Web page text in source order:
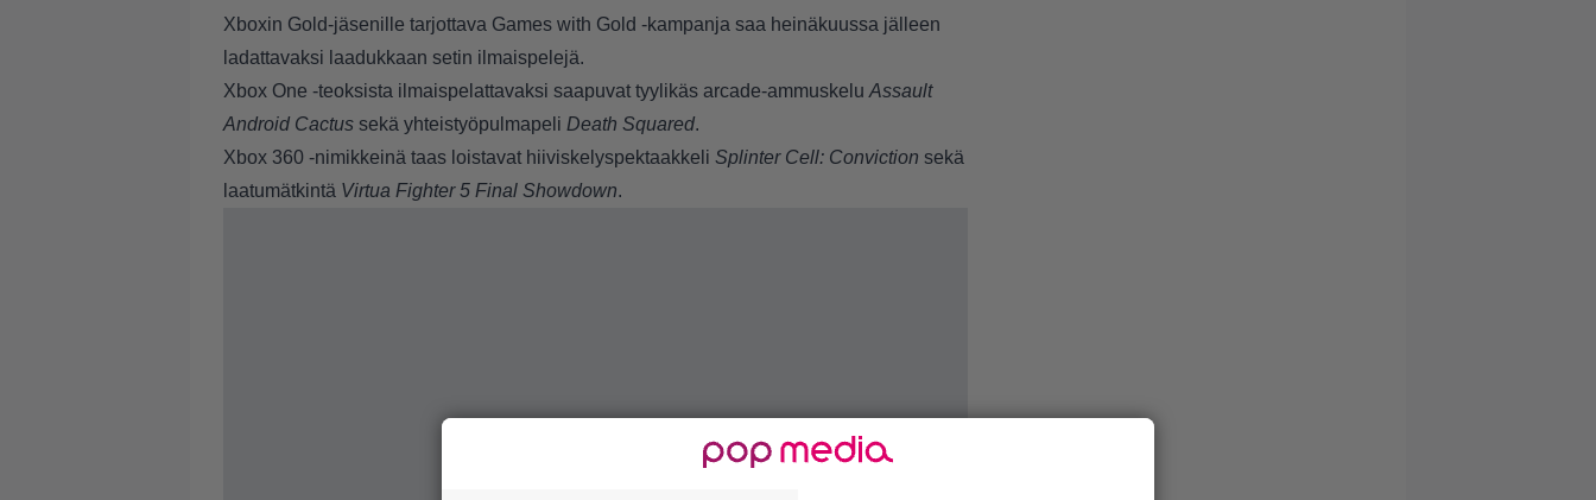
Xboxin Gold-jäsenille tarjottava Games with Gold -kampanja saa heinäkuussa jälleen
ladattavaksi laadukkaan setin ilmaispelejä.
Xbox One -teoksista ilmaispelattavaksi saapuvat tyylikäs arcade-ammuskelu Assault
Android Cactus sekä yhteistyöpulmapeli Death Squared.
Xbox 360 -nimikkeinä taas loistavat hiiviskelyspektaakkeli Splinter Cell: Conviction sekä
laatumätkintä Virtua Fighter 5 Final Showdown.